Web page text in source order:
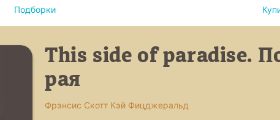
Подборки
This side of paradise.
рая
Фрэнсис Скотт Кэй Фицджеральд